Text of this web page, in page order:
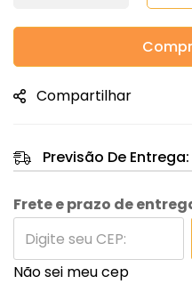
Compartilhar
Previsão De Entrega:
Frete e prazo de
Não sei meu cep